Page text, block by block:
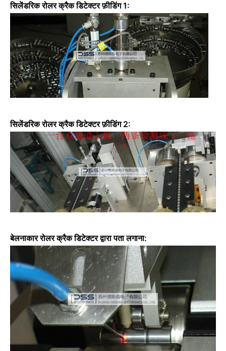
सिलेंडरिक रोलर क्रैक डिटेक्टर फ़ीडिंग 1:
सिलेंडरिक रोलर क्रैक डिटेक्टर फ़ीडिंग 2:
बेलनाकार रोलर क्रैक डिटेक्टर द्वारा पता लगाना: